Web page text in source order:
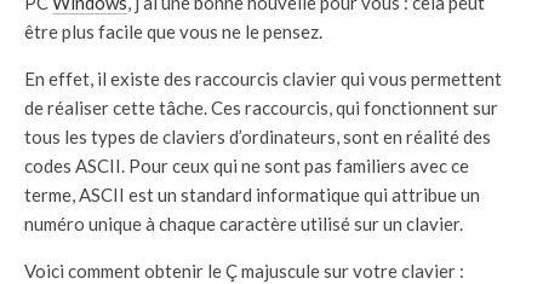
être plus facile que vous ne le pensez.
En effet, il existe des raccourcis clavier qui vous permettent
de réaliser cette tâche. Ces raccourcis, qui fonctionnent sur
tous les types de claviers d’ordinateurs, sont en réalité des
codes ASCII. Pour ceux qui ne sont pas familiers avec ce
terme, ASCII est un standard informatique qui attribue un
numéro unique à chaque caractère utilisé sur un clavier.
Voici comment obtenir le Ç majuscule sur votre clavier :